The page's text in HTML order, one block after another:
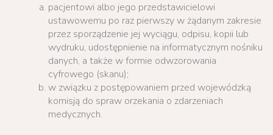
pacjentowi albo jego przedstawicielowi
ustawowemu po raz pierwszy w żądanym zakresie
przez sporządzenie jej wyciągu, odpisu, kopii lub
wydruku, udostępnienie na informatycznym nośniku
danych, a także w formie odwzorowania
cyfrowego (skanu);
w związku z postępowaniem przed wojewódzką
komisją do spraw orzekania o zdarzeniach
medycznych.